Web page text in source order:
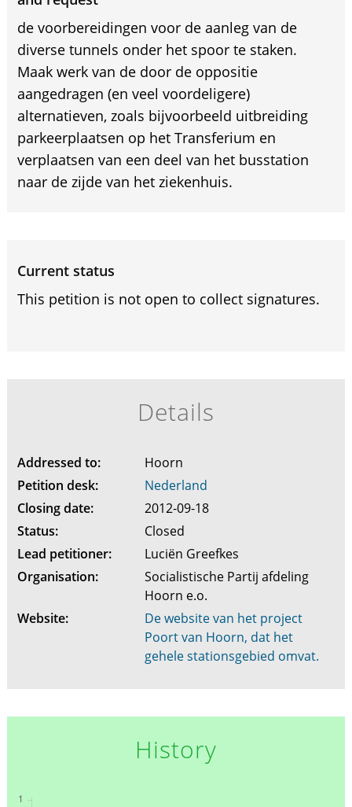
de voorbereidingen voor de aanleg van de
diverse tunnels onder het spoor te staken.
Maak werk van de door de oppositie
aangedragen (en veel voordeligere)
alternatieven, zoals bijvoorbeeld uitbreiding
parkeerplaatsen op het Transferium en
verplaatsen van een deel van het busstation
naar de zijde van het ziekenhuis.
Current status
This petition is not open to collect signatures.
Details
Addressed to:
Hoorn
Petition desk:
Nederland
Closing date:
2012-09-18
Status:
Closed
Lead petitioner:
Luciën Greefkes
Organisation:
Socialistische Partij afdeling
Hoorn e.o.
Website:
De website van het project
Poort van Hoorn, dat het
gehele stationsgebied omvat.
History